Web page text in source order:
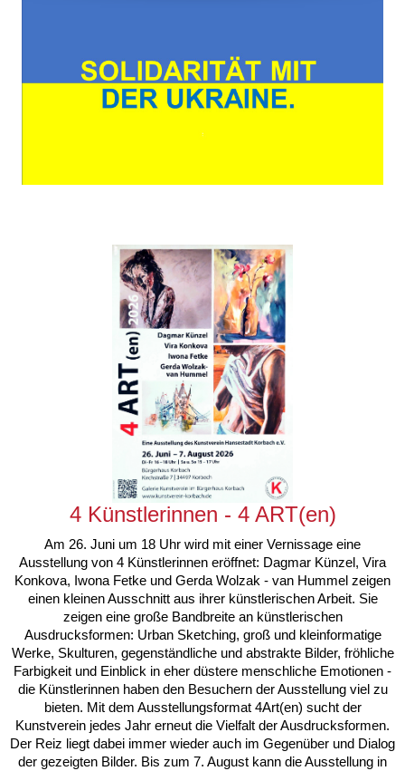
4 Künstlerinnen - 4 ART(en)
Am 26. Juni um 18 Uhr wird mit einer Vernissage eine
Ausstellung von 4 Künstlerinnen eröffnet: Dagmar Künzel, Vira
Konkova, Iwona Fetke und Gerda Wolzak - van Hummel zeigen
einen kleinen Ausschnitt aus ihrer künstlerischen Arbeit. Sie
zeigen eine große Bandbreite an künstlerischen
Ausdrucksformen: Urban Sketching, groß und kleinformatige
Werke, Skulturen, gegenständliche und abstrakte Bilder, fröhliche
Farbigkeit und Einblick in eher düstere menschliche Emotionen -
die Künstlerinnen haben den Besuchern der Ausstellung viel zu
bieten. Mit dem Ausstellungsformat 4Art(en) sucht der
Kunstverein jedes Jahr erneut die Vielfalt der Ausdrucksformen.
Der Reiz liegt dabei immer wieder auch im Gegenüber und Dialog
der gezeigten Bilder. Bis zum 7. August kann die Ausstellung in